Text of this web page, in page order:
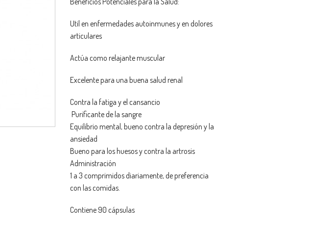
Util en enfermedades autoinmunes y en dolores
articulares
Actúa como relajante muscular
Excelente para una buena salud renal
Contra la fatiga y el cansancio
Purificante de la sangre
Equilibrio mental, bueno contra la depresión y la
ansiedad
Bueno para los huesos y contra la artrosis
Administración
1 a 3 comprimidos diariamente, de preferencia
con las comidas.
Contiene 90 cápsulas